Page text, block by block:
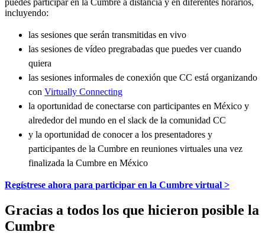
puedes participar en la Cumbre a distancia y en diferentes horarios,
incluyendo:
las sesiones que serán transmitidas en vivo
las sesiones de vídeo pregrabadas que puedes ver cuando
quiera
las sesiones informales de conexión que CC está organizando
con Virtually Connecting
la oportunidad de conectarse con participantes en México y
alrededor del mundo en el slack de la comunidad CC
y la oportunidad de conocer a los presentadores y
participantes de la Cumbre en reuniones virtuales una vez
finalizada la Cumbre en México
Regístrese ahora para participar en la Cumbre virtual >
Gracias a todos los que hicieron posible la
Cumbre